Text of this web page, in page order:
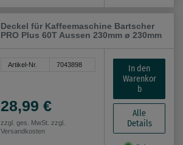
Deckel für Kaffeemaschine Bartscher
PRO Plus 60T Aussen 230mm ø 230mm
Artikel-Nr. 7043898
28,99 €
zzgl. ges. MwSt. zzgl.
Versandkosten
In den
Warenkor
b
Alle
Details